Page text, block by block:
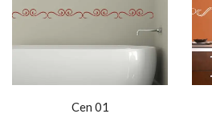
Cen 01